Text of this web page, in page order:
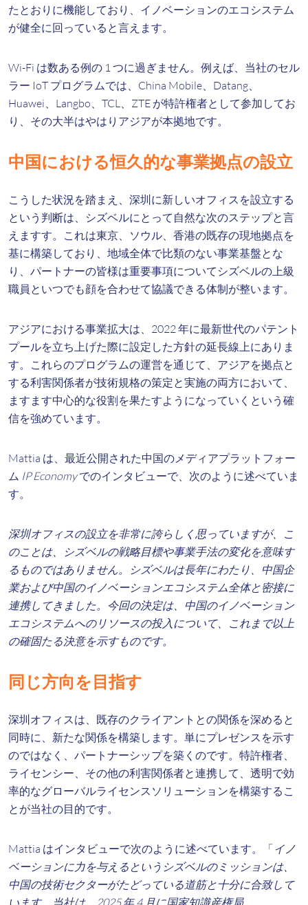
たとおりに機能しており、イノベーションのエコシステム
が健全に回っていると言えます。
Wi-Fi は数ある例の 1 つに過ぎません。例えば、当社のセル
ラー IoT プログラムでは、China Mobile、Datang、
Huawei、Langbo、TCL、ZTE が特許権者として参加してお
り、その大半はやはりアジアが本拠地です。
中国における恒久的な事業拠点の設立
こうした状況を踏まえ、深圳に新しいオフィスを設立する
という判断は、シズベルにとって自然な次のステップと言
えますす。これは東京、ソウル、香港の既存の現地拠点を
基に構築しており、地域全体で比類のない事業基盤とな
り、パートナーの皆様は重要事項についてシズベルの上級
職員といつでも顔を合わせて協議できる体制が整います。
アジアにおける事業拡大は、2022 年に最新世代のパテント
プールを立ち上げた際に設定した方針の延長線上にありま
す。これらのプログラムの運営を通じて、アジアを拠点と
する利害関係者が技術規格の策定と実施の両方において、
ますます中心的な役割を果たすようになっていくという確
信を強めています。
Mattia は、最近公開された中国のメディアプラットフォー
ム IP Economyでのインタビューで、次のように述べていま
す。
深圳オフィスの設立を非常に誇らしく思っていますが、こ
のことは、シズベルの戦略目標や事業手法の変化を意味す
るものではありません。シズベルは長年にわたり、中国企
業および中国のイノベーションエコシステム全体と密接に
連携してきました。今回の決定は、中国のイノベーション
エコシステムへのリソースの投入について、これまで以上
の確固たる決意を示すものです。
同じ方向を目指す
深圳オフィスは、既存のクライアントとの関係を深めると
同時に、新たな関係を構築します。単にプレゼンスを示す
のではなく、パートナーシップを築くのです。特許権者、
ライセンシー、その他の利害関係者と連携して、透明で効
率的なグローバルライセンスソリューションを構築するこ
とが当社の目的です。
Mattia はインタビューで次のように述べています。「イノ
ベーションに力を与えるというシズベルのミッションは、
中国の技術セクターがたどっている道筋と十分に合致して